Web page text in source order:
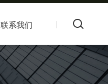
联系我们